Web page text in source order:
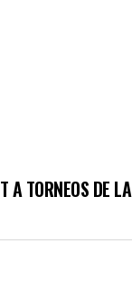
A TORNEOS DE LA